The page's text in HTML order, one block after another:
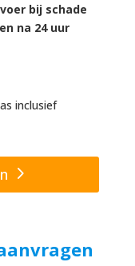
bij schade
na 24 uur
inclusief